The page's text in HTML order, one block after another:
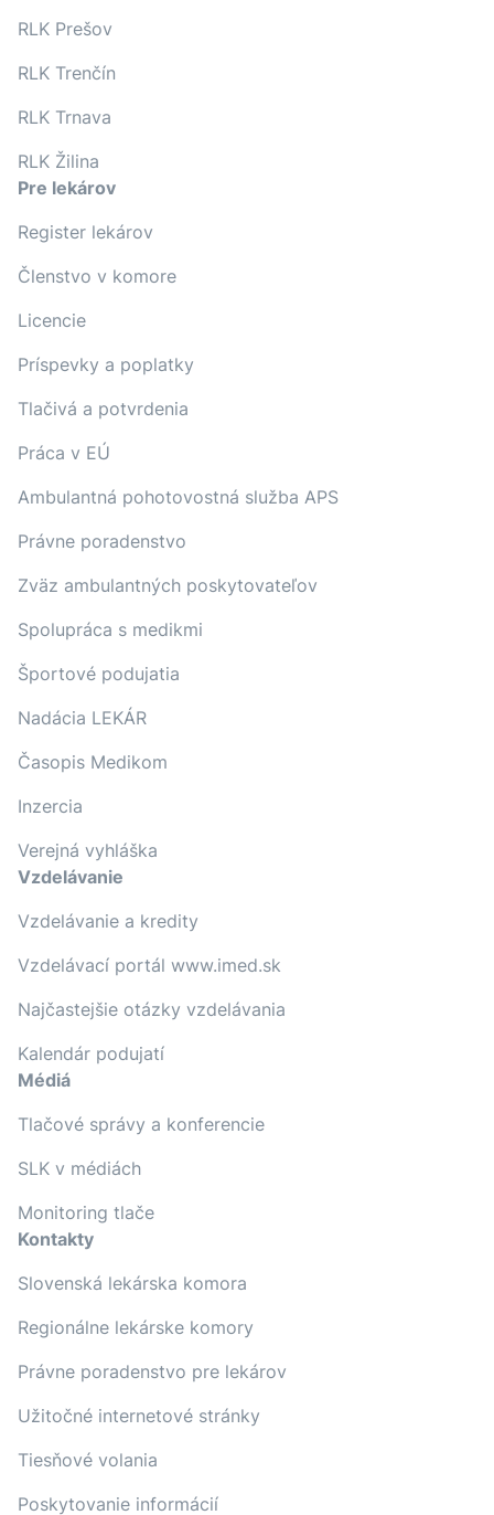
RLK Prešov
RLK Trenčín
RLK Trnava
RLK Žilina
Pre lekárov
Register lekárov
Členstvo v komore
Licencie
Príspevky a poplatky
Tlačivá a potvrdenia
Práca v EÚ
Ambulantná pohotovostná služba APS
Právne poradenstvo
Zväz ambulantných poskytovateľov
Spolupráca s medikmi
Športové podujatia
Nadácia LEKÁR
Časopis Medikom
Inzercia
Verejná vyhláška
Vzdelávanie
Vzdelávanie a kredity
Vzdelávací portál www.imed.sk
Najčastejšie otázky vzdelávania
Kalendár podujatí
Médiá
Tlačové správy a konferencie
SLK v médiách
Monitoring tlače
Kontakty
Slovenská lekárska komora
Regionálne lekárske komory
Právne poradenstvo pre lekárov
Užitočné internetové stránky
Tiesňové volania
Poskytovanie informácií